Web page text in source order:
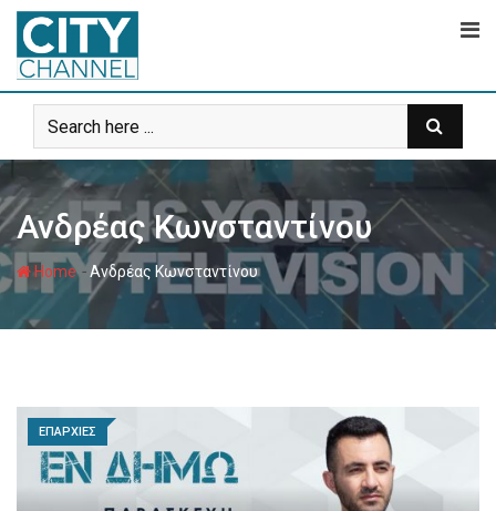
Skip
content
Ανδρέας Κωνσταντίνου
Home-Ανδρέας Κωνσταντίνου
ΕΠΑΡΧΙΕΣ